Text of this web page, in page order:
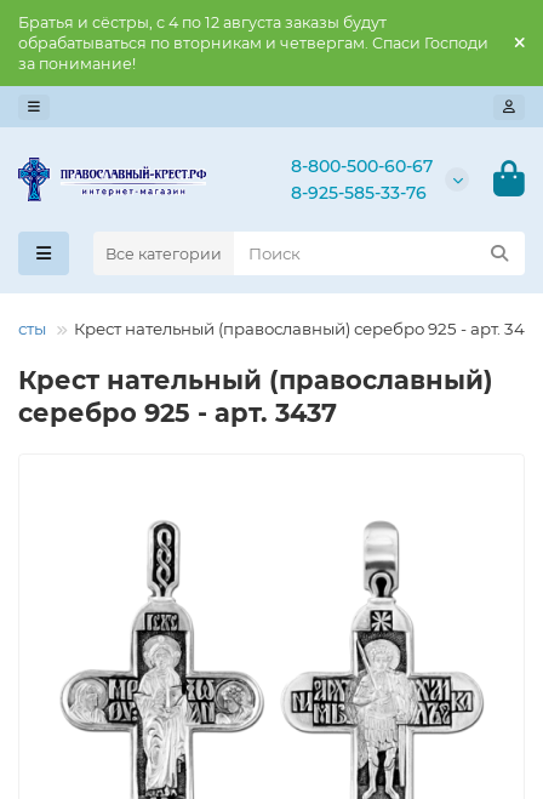
Братья и сёстры, с 4 по 12 августа заказы будут
обрабатываться по вторникам и четвергам. Спаси Господи
за понимание!
8-800-500-60-67
8-925-585-33-76
Все категории
Крест нательный (православный) серебро 925 - арт. 3437
Крест нательный (православный)
серебро 925 - арт. 3437